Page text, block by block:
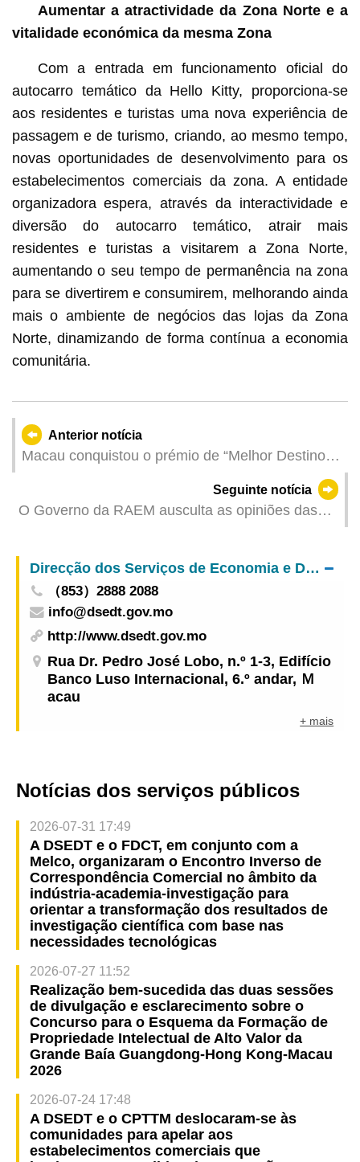
Aumentar a atractividade da Zona Norte e a
vitalidade económica da mesma Zona
Com a entrada em funcionamento oficial do
autocarro temático da Hello Kitty, proporciona-se
aos residentes e turistas uma nova experiência de
passagem e de turismo, criando, ao mesmo tempo,
novas oportunidades de desenvolvimento para os
estabelecimentos comerciais da zona. A entidade
organizadora espera, através da interactividade e
diversão do autocarro temático, atrair mais
residentes e turistas a visitarem a Zona Norte,
aumentando o seu tempo de permanência na zona
para se divertirem e consumirem, melhorando ainda
mais o ambiente de negócios das lojas da Zona
Norte, dinamizando de forma contínua a economia
comunitária.
Anterior notícia
Macau conquistou o prémio de “Melhor Destino
Conferência Anual da APCAC”Seguinte notícia
O Governo da RAEM ausculta as opiniões das
Direcção dos Serviços de Economia e Desenvolvimento Tecnológico
（853）2888 2088
info@dsedt.gov.mo
http://www.dsedt.gov.mo
Rua Dr. Pedro José Lobo, n.º 1-3, Edifício
Banco Luso Internacional, 6.º andar, Ｍ
acau
+ mais
Notícias dos serviços públicos
2026-07-31 17:49
A DSEDT e o FDCT, em conjunto com a
Melco, organizaram o Encontro Inverso de
Correspondência Comercial no âmbito da
indústria-academia-investigação para
orientar a transformação dos resultados de
investigação científica com base nas
necessidades tecnológicas
2026-07-27 11:52
Realização bem-sucedida das duas sessões
de divulgação e esclarecimento sobre o
Concurso para o Esquema da Formação de
Propriedade Intelectual de Alto Valor da
Grande Baía Guangdong-Hong Kong-Macau
2026
2026-07-24 17:48
A DSEDT e o CPTTM deslocaram-se às
comunidades para apelar aos
estabelecimentos comerciais que